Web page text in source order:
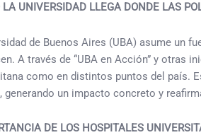
LA UNIVERSIDAD LLEGA DONDE LAS
de Buenos Aires (UBA) asume un
A través de “UBA en Acción” y otras
como en distintos puntos del país.
generando un impacto concreto y
DE LOS HOSPITALES